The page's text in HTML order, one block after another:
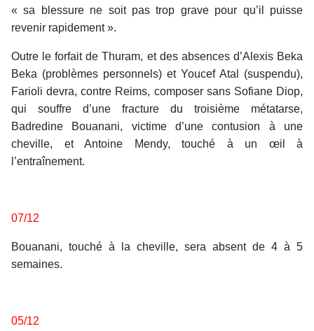
« sa blessure ne soit pas trop grave pour qu’il puisse
revenir rapidement ».
Outre le forfait de Thuram, et des absences d’Alexis Beka
Beka (problèmes personnels) et Youcef Atal (suspendu),
Farioli devra, contre Reims, composer sans Sofiane Diop,
qui souffre d’une fracture du troisième métatarse,
Badredine Bouanani, victime d’une contusion à une
cheville, et Antoine Mendy, touché à un œil à
l’entraînement.
07/12
Bouanani, touché à la cheville, sera absent de 4 à 5
semaines.
05/12